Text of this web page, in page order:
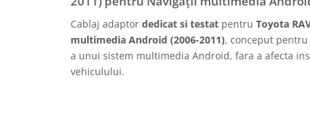
Rame adaptoare Kia
Rame adaptoare Alfa Romeo
Cablaj adaptor dedicat si testat pentru Toyota
multimedia Android (2006-2011), conceput
a unui sistem multimedia Android, fara a afecta
vehiculului.